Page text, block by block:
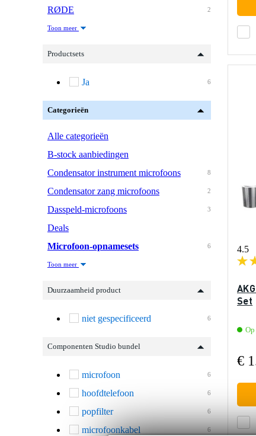
2
RØDE
Toon meer
Productsets
6
Ja
Categorieën
Alle categorieën
B-stock aanbiedingen
8
Condensator instrument microfoons
2
Condensator zang microfoons
3
Dasspeld-microfoons
Deals
6
Microfoon-opnamesets
Toon meer
Duurzaamheid product
6
niet gespecificeerd
Componenten Studio bundel
6
microfoon
6
hoofdtelefoon
6
popfilter
6
microfoonkabel
4.5
Set
€